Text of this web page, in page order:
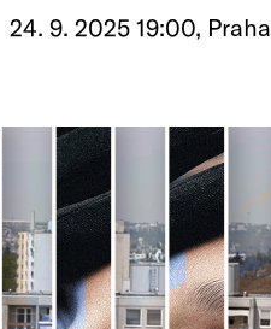
24. 9. 2025 19:00, Praha